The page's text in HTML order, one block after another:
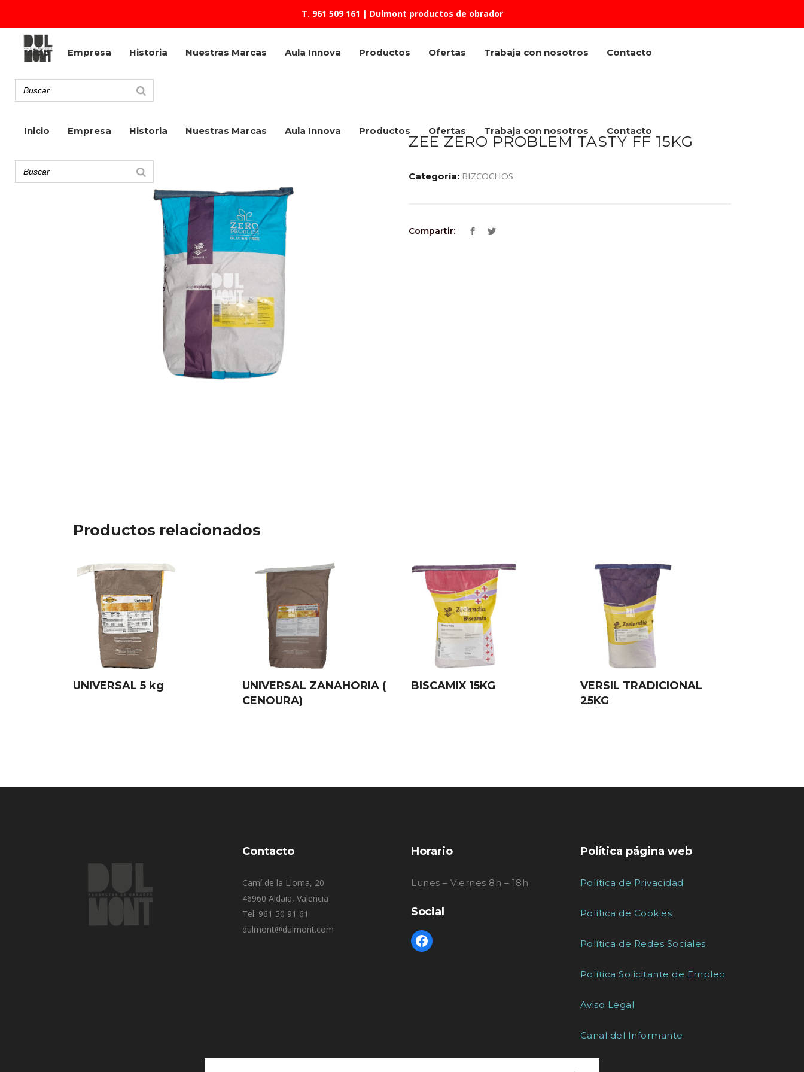
T. 961 509 161 | Dulmont productos de obrador
Inicio Empresa Historia Nuestras Marcas Aula Innova Productos Ofertas Trabaja con nosotros Contacto
Inicio Empresa Historia Nuestras Marcas Aula Innova Productos Ofertas Trabaja con nosotros Contacto
ZEE ZERO PROBLEM TASTY FF 15KG
Categoría: BIZCOCHOS
Compartir:
Productos relacionados
UNIVERSAL 5 kg
UNIVERSAL ZANAHORIA (
CENOURA)
BISCAMIX 15KG
VERSIL TRADICIONAL
25KG
Contacto
Camí de la Lloma, 20
46960 Aldaia, Valencia
Tel: 961 50 91 61
dulmont@dulmont.com
Horario
Lunes – Viernes 8h – 18h
Social
Política página web
Política de Privacidad
Política de Cookies
Política de Redes Sociales
Política Solicitante de Empleo
Aviso Legal
Canal del Informante